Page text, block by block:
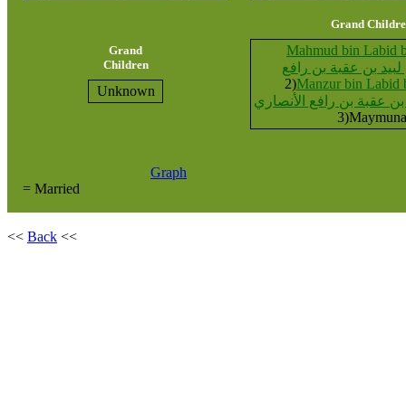
Grand
Children
Unknown
Grand
Mahmud bin Labid
بن عقبة بن رافع
2)Manzur bin Labid
عقبة بن رافع الأنصاري
3)Maymuna
= Married
Graph
<< Back <<